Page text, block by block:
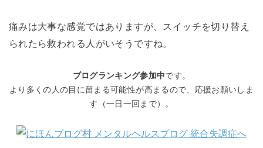
痛みは大事な感覚ではありますが、スイッチを切り替え
られたら救われる人がいそうですね。
ブログランキング参加中です。
より多くの人の目に留まる可能性が高まるので、応援お願いしま
す（一日一回まで）。